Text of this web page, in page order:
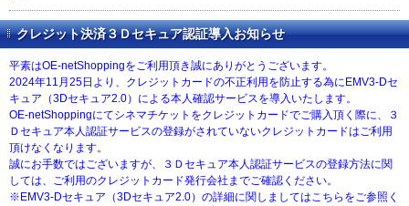
クレジット決済３Ｄセキュア認証導入お知らせ
平素はOE-netShoppingをご利用頂き誠にありがとうございます。
2024年11月25日より、クレジットカードの不正利用を防止する為にEMV3-Dセ
キュア（3Dセキュア2.0）による本人確認サービスを導入いたします。
OE-netShoppingにてシネマチケットをクレジットカードでご購入頂く際に、３
Ｄセキュア本人認証サービスの登録がされていないクレジットカードはご利用
頂けなくなります。
誠にお手数ではございますが、３Ｄセキュア本人認証サービスの登録方法に関
しては、ご利用のクレジットカード発行会社までご確認ください。
※EMV3-Dセキュア（3Dセキュア2.0）の詳細に関しましてはこちらをご参照く